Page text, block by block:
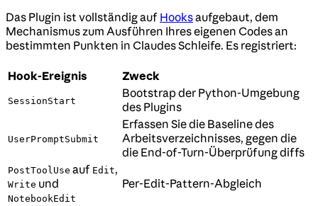
Das Plugin ist vollständig auf Hooksaufgebaut, dem
Mechanismus zum Ausführen Ihres eigenen Codes an
bestimmten Punkten in Claudes Schleife. Es registriert:
Hook-Ereignis Zweck
SessionStart
Bootstrap der Python-Umgebung
des Plugins
UserPromptSubmit
Erfassen Sie die Baseline des
Arbeitsverzeichnisses, gegen die
die End-of-Turn-Überprüfung diffs
PostToolUse auf Edit,
Write und
NotebookEdit
Per-Edit-Pattern-Abgleich